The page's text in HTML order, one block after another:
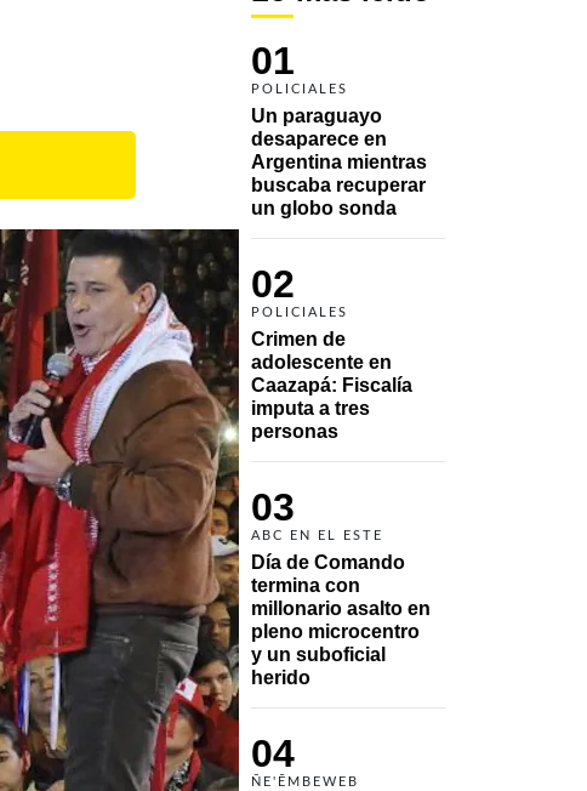
01
POLICIALES
Un paraguayo
desaparece en
Argentina mientras
buscaba recuperar
un globo sonda
02
POLICIALES
Crimen de
adolescente en
Caazapá: Fiscalía
imputa a tres
personas
03
ABC EN EL ESTE
Día de Comando
termina con
millonario asalto en
pleno microcentro
y un suboficial
herido
04
ÑE'ẼMBEWEB